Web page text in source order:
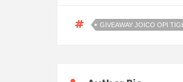
GIVEAWAY JOICO OPI TIGI